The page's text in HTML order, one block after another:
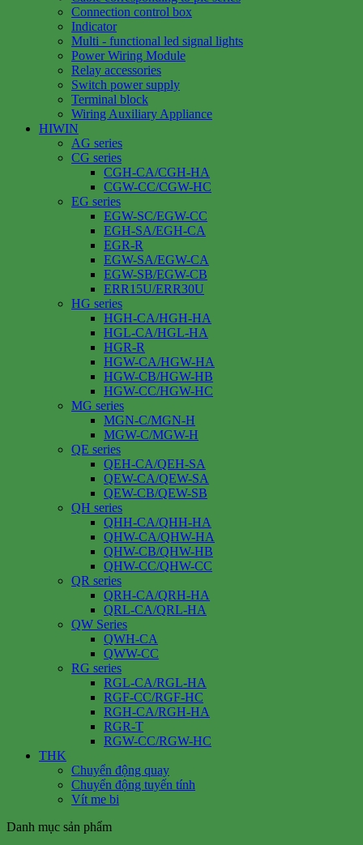
Connection control box
Indicator
Multi - functional led signal lights
Power Wiring Module
Relay accessories
Switch power supply
Terminal block
Wiring Auxiliary Appliance
HIWIN
AG series
CG series
CGH-CA/CGH-HA
CGW-CC/CGW-HC
EG series
EGW-SC/EGW-CC
EGH-SA/EGH-CA
EGR-R
EGW-SA/EGW-CA
EGW-SB/EGW-CB
ERR15U/ERR30U
HG series
HGH-CA/HGH-HA
HGL-CA/HGL-HA
HGR-R
HGW-CA/HGW-HA
HGW-CB/HGW-HB
HGW-CC/HGW-HC
MG series
MGN-C/MGN-H
MGW-C/MGW-H
QE series
QEH-CA/QEH-SA
QEW-CA/QEW-SA
QEW-CB/QEW-SB
QH series
QHH-CA/QHH-HA
QHW-CA/QHW-HA
QHW-CB/QHW-HB
QHW-CC/QHW-CC
QR series
QRH-CA/QRH-HA
QRL-CA/QRL-HA
QW Series
QWH-CA
QWW-CC
RG series
RGL-CA/RGL-HA
RGF-CC/RGF-HC
RGH-CA/RGH-HA
RGR-T
RGW-CC/RGW-HC
THK
Chuyển động quay
Chuyển động tuyến tính
Vít me bi
Danh mục sản phẩm